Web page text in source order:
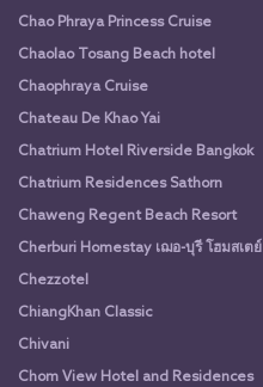
Chao Phraya Princess Cruise
Chaolao Tosang Beach hotel
Chaophraya Cruise
Chateau De Khao Yai
Chatrium Hotel Riverside Bangkok
Chatrium Residences Sathorn
Chaweng Regent Beach Resort
Cherburi Homestay เฌอ-บุรี โฮมสเตย์
Chezzotel
ChiangKhan Classic
Chivani
Chom View Hotel and Residences